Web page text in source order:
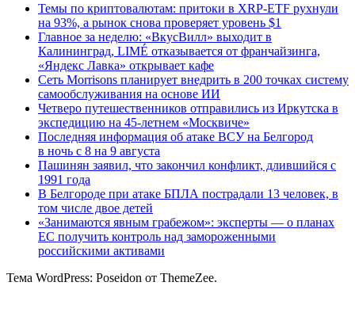
Темы по криптовалютам: притоки в XRP-ETF рухнули
на 93%, а рынок снова проверяет уровень $1
Главное за неделю: «ВкусВилл» выходит в
Калининград, LIMÉ отказывается от франчайзинга,
«Яндекс Лавка» открывает кафе
Сеть Morrisons планирует внедрить в 200 точках систему
самообслуживания на основе ИИ
Четверо путешественников отправились из Иркутска в
экспедицию на 45-летнем «Москвиче»
Последняя информация об атаке ВСУ на Белгород
в ночь с 8 на 9 августа
Пашинян заявил, что закончил конфликт, длившийся с
1991 года
В Белгороде при атаке БПЛА пострадали 13 человек, в
том числе двое детей
«Занимаются явным грабежом»: эксперты — о планах
ЕС получить контроль над замороженными
российскими активами
Тема WordPress: Poseidon от ThemeZee.